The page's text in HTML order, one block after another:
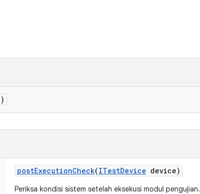
postExecutionCheck(ITestDevice device)
Periksa kondisi sistem setelah eksekusi modul pengujian.